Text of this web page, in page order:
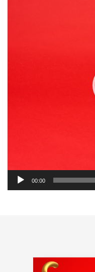
00:00